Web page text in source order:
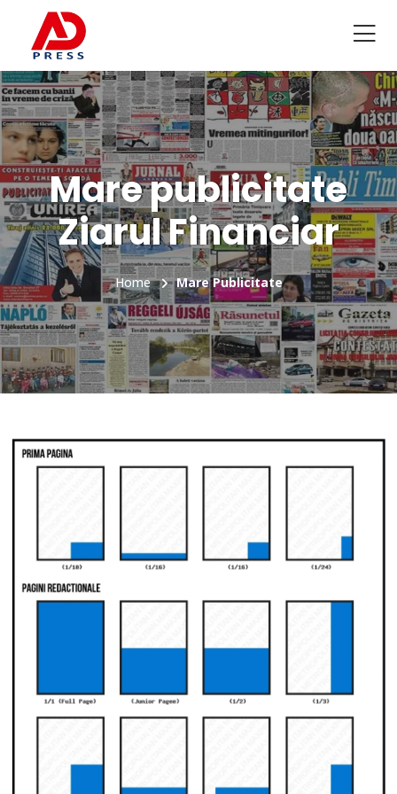
Mare publicitate
Ziarul Financiar
Home Mare Publicitate